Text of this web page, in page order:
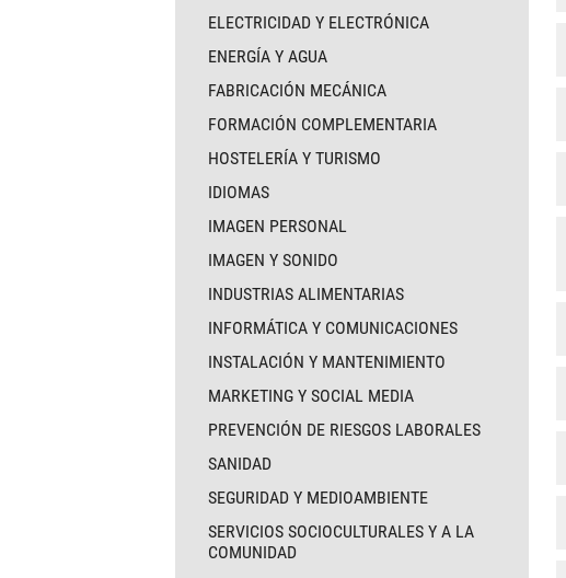
ELECTRICIDAD Y ELECTRÓNICA
ENERGÍA Y AGUA
FABRICACIÓN MECÁNICA
FORMACIÓN COMPLEMENTARIA
HOSTELERÍA Y TURISMO
IDIOMAS
IMAGEN PERSONAL
IMAGEN Y SONIDO
INDUSTRIAS ALIMENTARIAS
INFORMÁTICA Y COMUNICACIONES
INSTALACIÓN Y MANTENIMIENTO
MARKETING Y SOCIAL MEDIA
PREVENCIÓN DE RIESGOS LABORALES
SANIDAD
SEGURIDAD Y MEDIOAMBIENTE
SERVICIOS SOCIOCULTURALES Y A LA
COMUNIDAD